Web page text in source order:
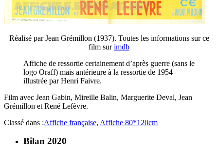
Réalisé par Jean Grémillon (1937). Toutes les informations sur ce
film surimdb
Affiche de ressortie certainement d’après guerre (sans le
logo Oraff) mais antérieure à la ressortie de 1954
illustrée par Henri Faivre.
Film avec Jean Gabin, Mireille Balin, Marguerite Deval, Jean
Grémillon et René Lefèvre.
Classé dans :Affiche française, Affiche 80*120cm
Bilan 2020